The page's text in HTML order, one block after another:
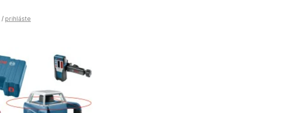
/ prihláste